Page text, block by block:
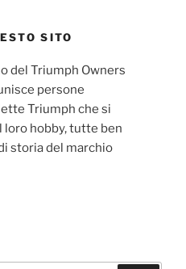
SITO
del Triumph Owners
persone
Triumph che si
hobby, tutte ben
storia del marchio